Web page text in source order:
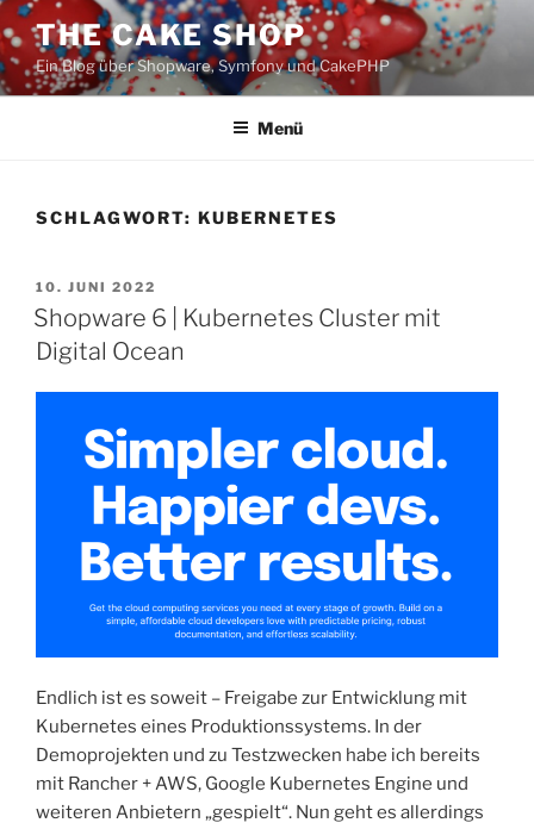
Zum
Inhalt
springen
THE CAKE SHOP
Ein Blog über Shopware, Symfony und CakePHP
Menü
SCHLAGWORT: KUBERNETES
VERÖFFENTLICHT
AM
10. JUNI 2022
Shopware 6 | Kubernetes Cluster mit
Digital Ocean
Endlich ist es soweit – Freigabe zur Entwicklung mit
Kubernetes eines Produktionssystems. In der
Demoprojekten und zu Testzwecken habe ich bereits
mit Rancher + AWS, Google Kubernetes Engine und
weiteren Anbietern „gespielt“. Nun geht es allerdings